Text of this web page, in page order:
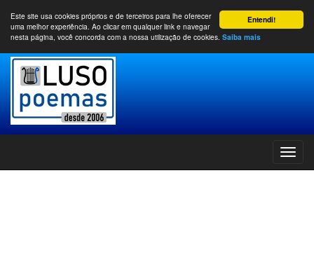
Entendi!
Este site usa cookies próprios e de terceiros para lhe oferecer
uma melhor experiência. Ao clicar em qualquer link e navegar
nesta página, você concorda com a nossa utilização de cookies. Saiba mais